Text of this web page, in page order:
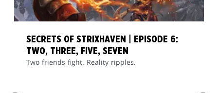
SECRETS OF STRIXHAVEN | EPISODE 6:
TWO, THREE, FIVE, SEVEN
Two friends fight. Reality ripples.